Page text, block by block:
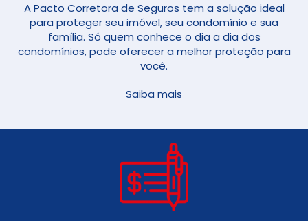
A Pacto Corretora de Seguros tem a solução ideal
para proteger seu imóvel, seu condomínio e sua
família. Só quem conhece o dia a dia dos
condomínios, pode oferecer a melhor proteção para
você.
Saiba mais